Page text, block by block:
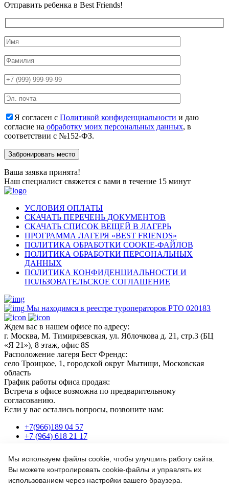
Отправить ребенка в Best Friends!
Я согласен с Политикой конфиденциальности и даю
согласие на обработку моих персональных данных, в
соответствии с №152-ФЗ.
Ваша заявка принята!
Наш специалист свяжется с вами в течение 15 минут
УСЛОВИЯ ОПЛАТЫ
СКАЧАТЬ ПЕРЕЧЕНЬ ДОКУМЕНТОВ
СКАЧАТЬ СПИСОК ВЕЩЕЙ В ЛАГЕРЬ
ПРОГРАММА ЛАГЕРЯ «BEST FRIENDS»
ПОЛИТИКА ОБРАБОТКИ COOKIE-ФАЙЛОВ
ПОЛИТИКА ОБРАБОТКИ ПЕРСОНАЛЬНЫХ
ДАННЫХ
ПОЛИТИКА КОНФИДЕНЦИАЛЬНОСТИ И
ПОЛЬЗОВАТЕЛЬСКОЕ СОГЛАШЕНИЕ
Мы находимся в реестре туроператоров РТО 020183
Ждем вас в нашем офисе по адресу:
г. Москва, М. Тимирязевская, ул. Яблочкова д. 21, стр.3 (БЦ
«Я 21»), 8 этаж, офис 8S
Расположение лагеря Бест Френдс:
село Троицкое, 1, городской округ Мытищи, Московская
область
График работы офиса продаж:
Встреча в офисе возможна по предварительному
согласованию.
Если у вас остались вопросы, позвоните нам:
+7(966)189 04 57
+7 (964) 618 21 17
Или пишите нам на почту:
info@bf-camp.ru
Мы используем файлы cookie, чтобы улучшить работу сайта.
Вы можете контролировать cookie-файлы и управлять их
использованием через настройки вашего браузера.